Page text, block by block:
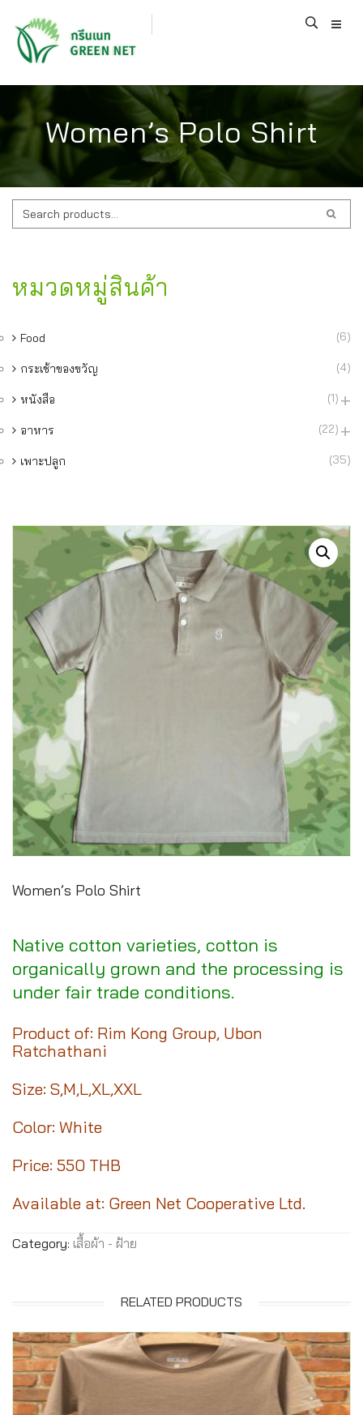
Women’s Polo Shirt
ค้นหา:
หมวดหมู่สินค้า
Food (6)
กระเช้าของขวัญ (4)
หนังสือ (1)
อาหาร (22)
เพาะปลูก (35)
Women’s Polo Shirt
Native cotton varieties, cotton is
organically grown and the processing is
under fair trade conditions.
Product of: Rim Kong Group, Ubon
Ratchathani
Size: S,M,L,XL,XXL
Color: White
Price: 550 THB
Available at: Green Net Cooperative Ltd.
Category: เสื้อผ้า - ฝ้าย
RELATED PRODUCTS